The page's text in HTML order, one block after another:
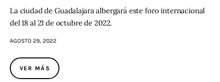
La ciudad de Guadalajara albergará este foro internacional
del 18 al 21 de octubre de 2022.
AGOSTO 29, 2022
VER MÁS